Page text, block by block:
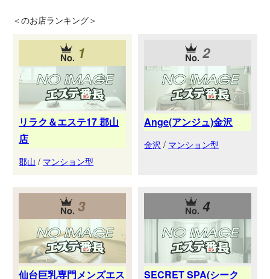
＜のお店ランキング＞
1
リラク＆エステ17 郡山
店
郡山 / マンション型
2
Ange(アンジュ)金沢
金沢 / マンション型
3
仙台巨乳専門メンズエス
4
SECRET SPA(シーク